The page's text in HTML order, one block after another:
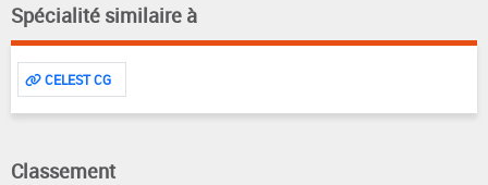
Spécialité similaire à
CELEST CG
Classement